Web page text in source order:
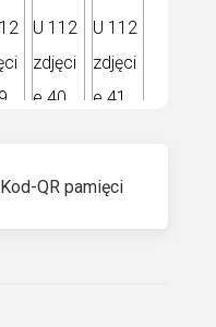
Kod-QR pamięci